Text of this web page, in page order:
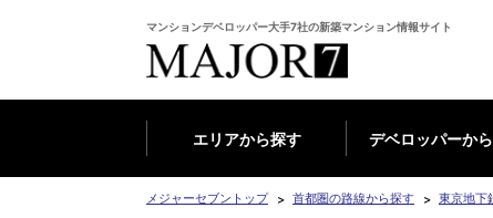
マンションデベロッパー大手7社の新築マンション情報サイト
エリアから探す デベロッパーか
メジャーセブントップ 首都圏の路線から探す 東京地下